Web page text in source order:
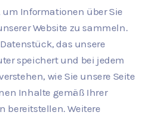
um Informationen über Sie
Website zu sammeln.
das unsere
speichert und bei jedem
wie Sie unsere Seite
Inhalte gemäß Ihrer
bereitstellen. Weitere